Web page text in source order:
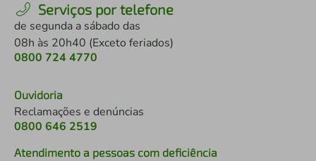
Serviços por telefone
de segunda a sábado das
08h às 20h40 (Exceto feriados)
0800 724 4770
Ouvidoria
Reclamações e denúncias
0800 646 2519
Atendimento a pessoas com deficiência